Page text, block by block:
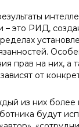
– это РИД,
прав на них, а
от
из них
будут